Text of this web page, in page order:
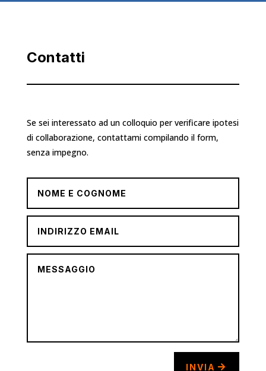
Contatti
Se sei interessato ad un colloquio per verificare ipotesi
di collaborazione, contattami compilando il form,
senza impegno.
INVIA